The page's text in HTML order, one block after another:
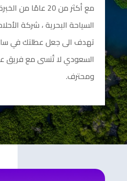
مع أكثر من 20 عامًا
السياحة البحرية ، شركة
تهدف الى جعل عطلتك في
السعودي لا تُنسى مع فريق
ومحترف.